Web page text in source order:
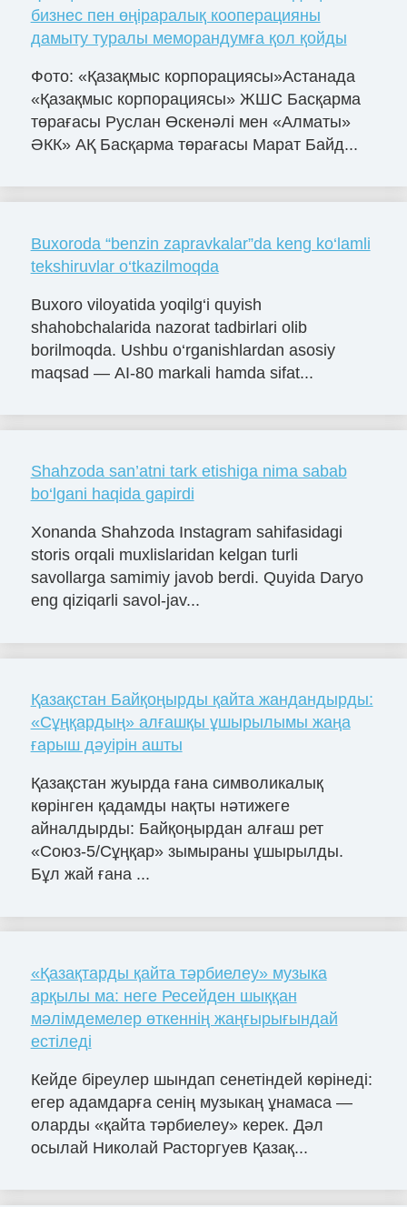
бизнес пен өңіраралық кооперацияны
дамыту туралы меморандумға қол қойды
Фото: «Қазақмыс корпорациясы»Астанада
«Қазақмыс корпорациясы» ЖШС Басқарма
төрағасы Руслан Өскенәлі мен «Алматы»
ӘКК» АҚ Басқарма төрағасы Марат Байд...
Buxoroda “benzin zapravkalar”da keng ko‘lamli
tekshiruvlar o‘tkazilmoqda
Buxoro viloyatida yoqilg‘i quyish
shahobchalarida nazorat tadbirlari olib
borilmoqda. Ushbu o‘rganishlardan asosiy
maqsad — AI-80 markali hamda sifat...
Shahzoda san’atni tark etishiga nima sabab
bo‘lgani haqida gapirdi
Xonanda Shahzoda Instagram sahifasidagi
storis orqali muxlislaridan kelgan turli
savollarga samimiy javob berdi. Quyida Daryo
eng qiziqarli savol-jav...
Қазақстан Байқоңырды қайта жандандырды:
«Сұңқардың» алғашқы ұшырылымы жаңа
ғарыш дәуірін ашты
Қазақстан жуырда ғана символикалық
көрінген қадамды нақты нәтижеге
айналдырды: Байқоңырдан алғаш рет
«Союз-5/Сұңқар» зымыраны ұшырылды.
Бұл жай ғана ...
«Қазақтарды қайта тәрбиелеу» музыка
арқылы ма: неге Ресейден шыққан
мәлімдемелер өткеннің жаңғырығындай
естіледі
Кейде біреулер шындап сенетіндей көрінеді:
егер адамдарға сенің музыкаң ұнамаса —
оларды «қайта тәрбиелеу» керек. Дәл
осылай Николай Расторгуев Қазақ...